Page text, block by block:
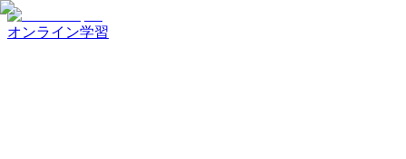
オンライン学習